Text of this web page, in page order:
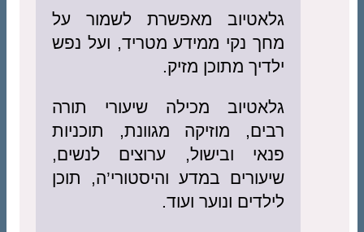
גלאטיוב מאפשרת לשמור על
מחך נקי ממידע מטריד, ועל נפש
ילדיך מתוכן מזיק.
גלאטיוב מכילה שיעורי תורה
רבים, מוזיקה מגוונת, תוכניות
פנאי ובישול, ערוצים לנשים,
שיעורים במדע והיסטורי’ה, תוכן
לילדים ונוער ועוד.